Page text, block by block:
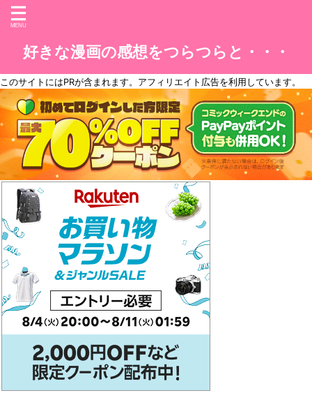
好きな漫画の感想をつらつらと・・・
このサイトにはPRが含まれます。アフィリエイト広告を利用しています。